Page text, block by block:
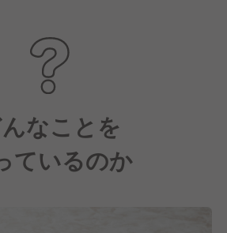
なことを
ているのか